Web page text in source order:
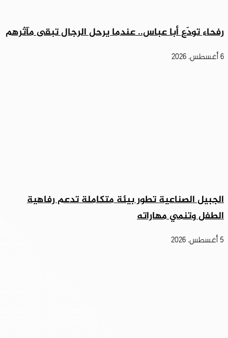
رفحاء تودّع أبا عباس.. عندما يرحل الرجال تبقى مآثرهم
6 أغسطس، 2026
الجبيل الصناعية تطور بيئة متكاملة تدعم رفاهية
الطفل وتنمي مهاراته
5 أغسطس، 2026